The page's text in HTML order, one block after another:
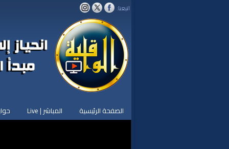
اتبعنا:
الصفحة الرئيسية المباشر | Live